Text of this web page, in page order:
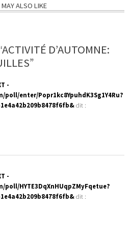
ALSO LIKE
D’AUTOMNE:
-
enter/Popr1kc8YpuhdK3Sg1Y4Ru?
dit :
-
HYTE3DqXnHUqpZMyFqetue?
dit :